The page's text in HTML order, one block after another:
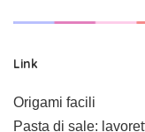
Link
Origami facili
Pasta di sale: